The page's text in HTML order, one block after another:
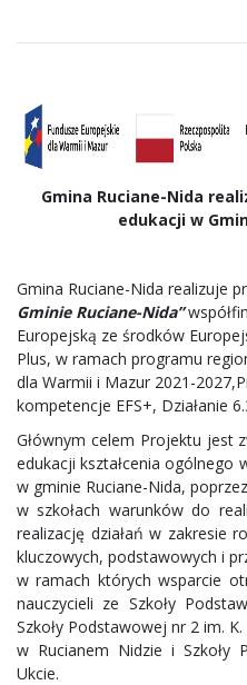
Gmina Ruciane-Nida
edukacji w
Gmina Ruciane-Nida realizuje
Gminie Ruciane-Nida”
Europejską ze środków
Plus, w ramach programu
dla Warmii i Mazur 2021-
kompetencje EFS+, Działanie
Głównym celem Projektu jest
edukacji kształcenia ogólnego
w gminie Ruciane-Nida,
w szkołach warunków do
realizację działań w zakresie
kluczowych, podstawowych i
w ramach których wsparcie
nauczycieli ze Szkoły
Szkoły Podstawowej nr 2 im. K.
w Rucianem Nidzie i Szkoły
Ukcie.